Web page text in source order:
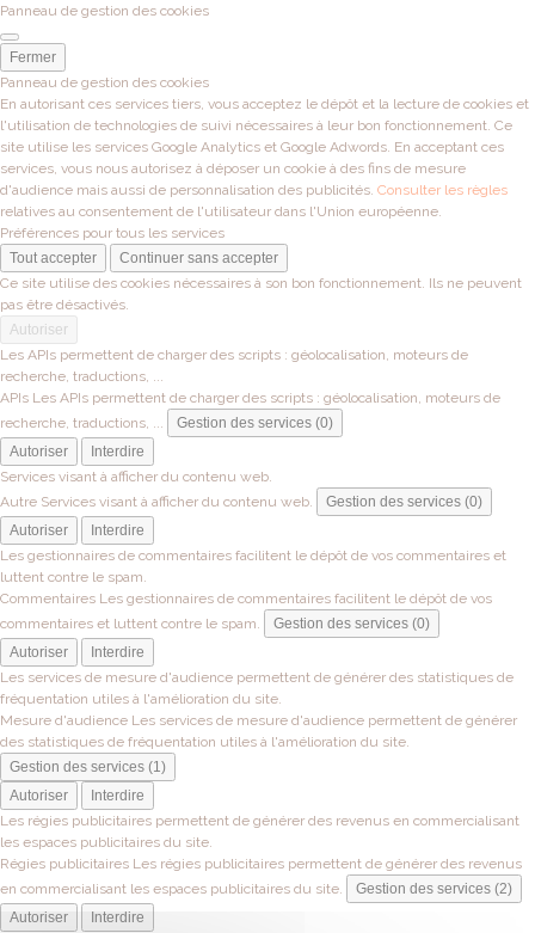
Panneau de gestion des cookies
Fermer
Panneau de gestion des cookies
En autorisant ces services tiers, vous acceptez le dépôt et la lecture de cookies et
l'utilisation de technologies de suivi nécessaires à leur bon fonctionnement. Ce
site utilise les services Google Analytics et Google Adwords. En acceptant ces
services, vous nous autorisez à déposer un cookie à des fins de mesure
d'audience mais aussi de personnalisation des publicités. Consulter les règles
relatives au consentement de l'utilisateur dans l'Union européenne.
Préférences pour tous les services
Tout accepter
Continuer sans accepter
Ce site utilise des cookies nécessaires à son bon fonctionnement. Ils ne peuvent
pas être désactivés.
Autoriser
Les APIs permettent de charger des scripts : géolocalisation, moteurs de
recherche, traductions, ...
APIs Les APIs permettent de charger des scripts : géolocalisation, moteurs de
recherche, traductions, ...
Gestion des services (0)
Autoriser
Interdire
Services visant à afficher du contenu web.
Autre Services visant à afficher du contenu web.
Gestion des services (0)
Autoriser
Interdire
Les gestionnaires de commentaires facilitent le dépôt de vos commentaires et
luttent contre le spam.
Commentaires Les gestionnaires de commentaires facilitent le dépôt de vos
commentaires et luttent contre le spam.
Gestion des services (0)
Autoriser
Interdire
Les services de mesure d'audience permettent de générer des statistiques de
fréquentation utiles à l'amélioration du site.
Mesure d'audience Les services de mesure d'audience permettent de générer
des statistiques de fréquentation utiles à l'amélioration du site.
Gestion des services (1)
Autoriser
Interdire
Les régies publicitaires permettent de générer des revenus en commercialisant
les espaces publicitaires du site.
Régies publicitaires Les régies publicitaires permettent de générer des revenus
en commercialisant les espaces publicitaires du site.
Gestion des services (2)
Autoriser
Interdire